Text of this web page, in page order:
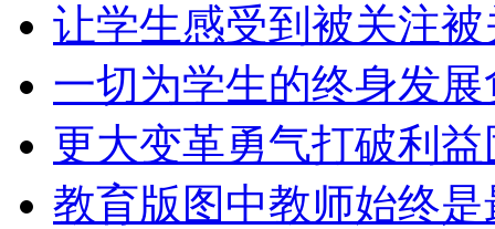
让学生感受到被关注被
一切为学生的终身发展
更大变革勇气打破利益
教育版图中教师始终是